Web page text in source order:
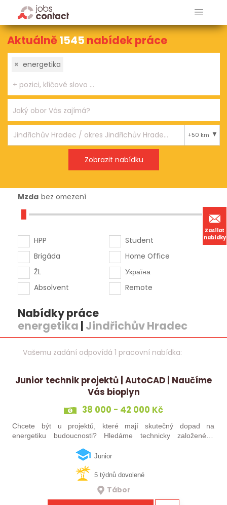
Zasílat
nabídky
Aktuálně1545 nabídek práce
× energetika
+50 km
Mzda bez omezení
HPP
Brigáda
ŽL
Absolvent
Student
Home Office
Україна
Remote
Nabídky práce
energetika | Jindřichův Hradec
Vašemu zadání odpovídá 1 pracovní nabídka:
Junior technik projektů | AutoCAD | Naučíme
Vás bioplyn
38 000 - 42 000 Kč
Chcete být u projektů, které mají skutečný dopad na
energetiku budoucnosti? Hledáme technicky založeného
realizaci bioplynových stanic po celé…
Junior
5 týdnů dovolené
Tábor